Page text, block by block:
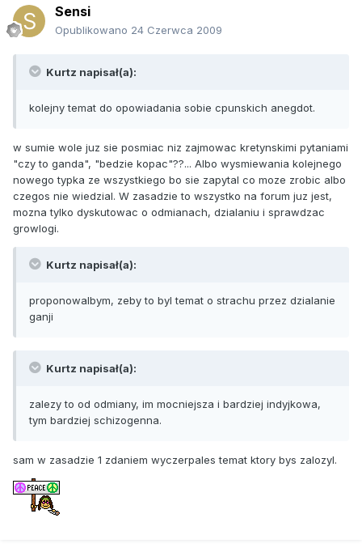
Sensi
Opublikowano 24 Czerwca 2009
Kurtz napisał(a):
kolejny temat do opowiadania sobie cpunskich anegdot.
w sumie wole juz sie posmiac niz zajmowac kretynskimi pytaniami
"czy to ganda", "bedzie kopac"??... Albo wysmiewania kolejnego
nowego typka ze wszystkiego bo sie zapytal co moze zrobic albo
czegos nie wiedzial. W zasadzie to wszystko na forum juz jest,
mozna tylko dyskutowac o odmianach, dzialaniu i sprawdzac
growlogi.
Kurtz napisał(a):
proponowalbym, zeby to byl temat o strachu przez dzialanie
ganji
Kurtz napisał(a):
zalezy to od odmiany, im mocniejsza i bardziej indyjkowa,
tym bardziej schizogenna.
sam w zasadzie 1 zdaniem wyczerpales temat ktory bys zalozyl.